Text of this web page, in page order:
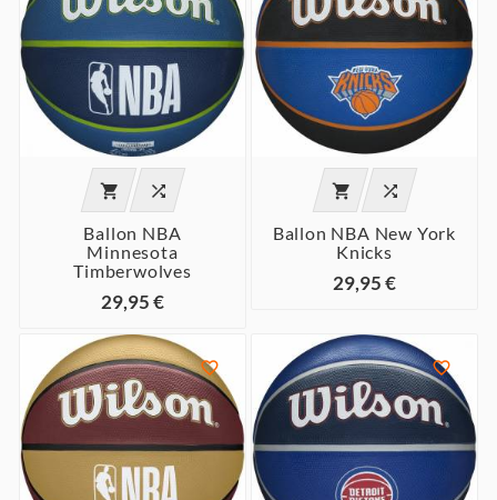
 
Ballon NBA
Minnesota
Timberwolves
29,95 €
 
Ballon NBA New York
Knicks
29,95 €
 